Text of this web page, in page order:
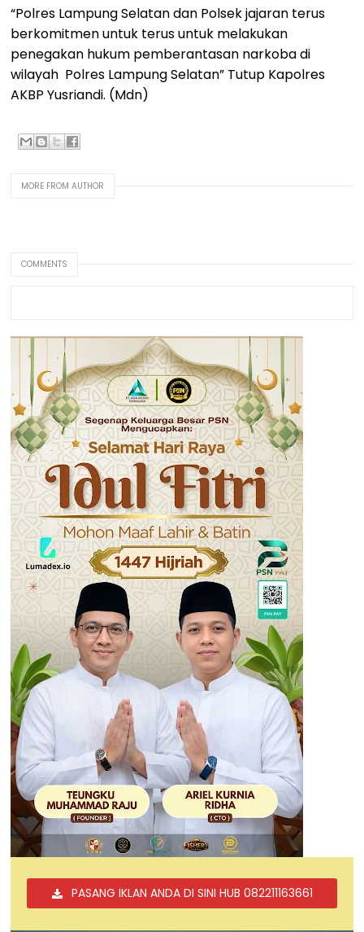
“Polres Lampung Selatan dan Polsek jajaran terus
berkomitmen untuk terus untuk melakukan
penegakan hukum pemberantasan narkoba di
wilayah Polres Lampung Selatan” Tutup Kapolres
AKBP Yusriandi. (Mdn)
MORE FROM AUTHOR
COMMENTS
PASANG IKLAN ANDA DI SINI HUB 082211163661